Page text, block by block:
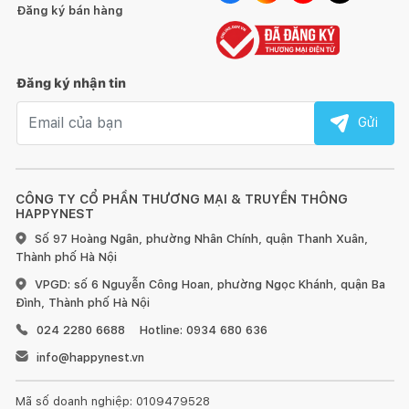
Nam.
HƯỚNG DẪN SỬ DỤNG, BẢO QUẢN:
1. Đối với đồ gỗ trong nhà:
Tránh để đồ quá nóng hoặc quá lạnh trực tiếp lên bề mặt
gỗ, hãy dùng miếng lót bên dưới.
Sử dụng vải khô để làm sạch bề mặt gỗ ngay khi bị bẩn.
Đối với đồ nội thất làm từ gỗ, chúng tôi khuyến nghị nên
một lần.
Đồ nội thất bằng gỗ sẽ có sự khác nhau về vân gỗ hoặc
những tì vết tự nhiên mà không làm ảnh hưởng đến chất lượng
CÔNG TY CỔ PHẦN THƯƠNG MẠI & TRUYỀN THÔNG
HAPPYNEST
Số 97 Hoàng Ngân, phường Nhân Chính, quận Thanh Xuân,
Thành phố Hà Nội
VPGD: số 6 Nguyễn Công Hoan, phường Ngọc Khánh, quận Ba
Đình, Thành phố Hà Nội
024 2280 6688
Hotline: 0934 680 636
info@happynest.vn
Mã số doanh nghiệp: 0109479528
Đăng ký bán hàng
Đăng ký nhận tin
Gửi